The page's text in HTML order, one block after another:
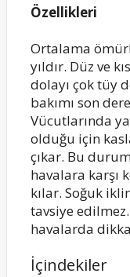
Özellikleri
Ortalama
yıldır. Düz ve
dolayı çok tüy
bakımı son
Vücutlarında
olduğu için
çıkar. Bu
havalara karşı
kılar. Soğuk
tavsiye
havalarda
İçindekiler